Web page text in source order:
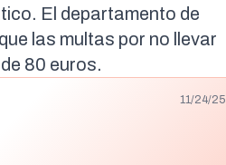
El departamento de
que las multas por no llevar
80 euros.
11/24/25